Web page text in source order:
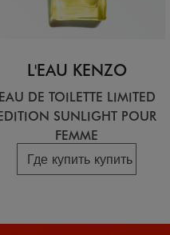
L'EAU KENZO
EAU DE TOILETTE LIMITED
SUNLIGHT POUR
FEMME
Где купить купить